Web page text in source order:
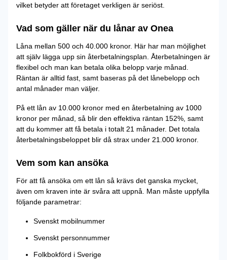
vilket betyder att företaget verkligen är seriöst.
Vad som gäller när du lånar av Onea
Låna mellan 500 och 40.000 kronor. Här har man möjlighet
att själv lägga upp sin återbetalningsplan. Återbetalningen är
flexibel och man kan betala olika belopp varje månad.
Räntan är alltid fast, samt baseras på det lånebelopp och
antal månader man väljer.
På ett lån av 10.000 kronor med en återbetalning av 1000
kronor per månad, så blir den effektiva räntan 152%, samt
att du kommer att få betala i totalt 21 månader. Det totala
återbetalningsbeloppet blir då strax under 21.000 kronor.
Vem som kan ansöka
För att få ansöka om ett lån så krävs det ganska mycket,
även om kraven inte är svåra att uppnå. Man måste uppfylla
följande parametrar:
Svenskt mobilnummer
Svenskt personnummer
Folkbokförd i Sverige